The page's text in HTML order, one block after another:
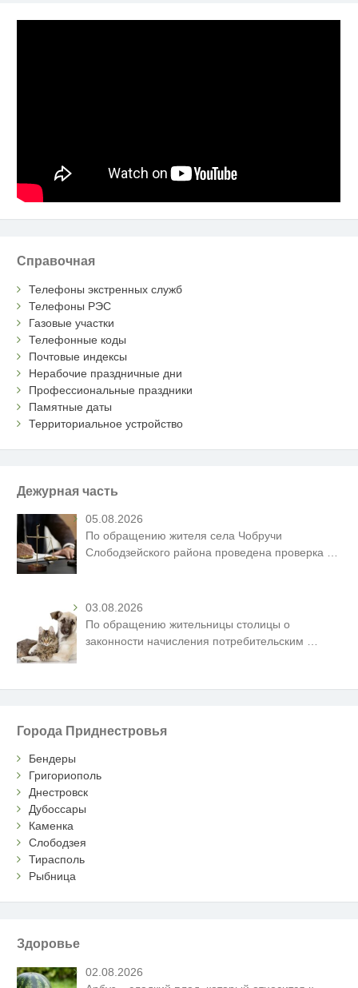
Справочная
Телефоны экстренных служб
Телефоны РЭС
Газовые участки
Телефонные коды
Почтовые индексы
Нерабочие праздничные дни
Профессиональные праздники
Памятные даты
Территориальное устройство
Дежурная часть
05.08.2026
По обращению жителя села Чобручи
Слободзейского района проведена проверка
03.08.2026
По обращению жительницы столицы о
законности начисления потребительским …
Города Приднестровья
Бендеры
Григориополь
Днестровск
Дубоссары
Каменка
Слободзея
Тирасполь
Рыбница
Здоровье
02.08.2026